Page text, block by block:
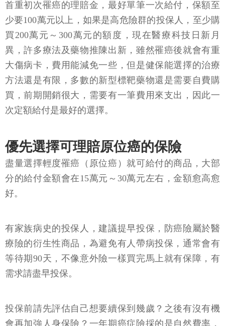
首重初次罹癌的理賠金，最好單筆一次給付，保額至
少要100萬元以上，如果是高危險群的投保人，至少購
買200萬元～300萬元的額度，現在醫療科技日新月
異，許多療法及藥物推陳出新，雖然罹癌後就會有重
大傷病卡，費用能減免一些，但是健保能選擇的治療
方法還是有限，多數的新型標靶藥物還是需要自費購
買，前期開銷很大，需要有一筆費用來支出，因此一
次定額給付是最好的選擇。
優先選擇可理賠原位癌的保險
盡量選擇輕度罹癌（原位癌）就可給付的商品，大部
分的給付金額會在15萬元～30萬元左右，金額愈高愈
好。
有家族病史的投保人，建議提早投保，防癌險屬於醫
療險的衍生性商品，為避免有人帶病投保，通常會有
等待期90天，不像意外險一樣買完馬上就有保障，有
需求請盡早投保。
投保前請先評估自己想要續保到幾歲？之後有沒有機
會再加強人身保險？一年期癌症險採的是自然費率，